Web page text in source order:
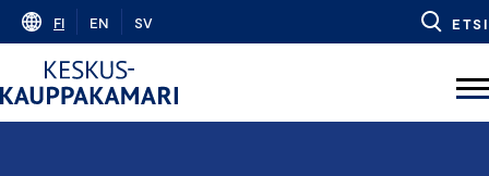
Skip
content
FI EN SV ETSI